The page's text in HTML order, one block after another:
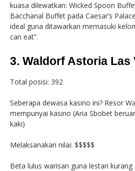
kuasa dilewatkan: Wicked Spoon
Bacchanal Buffet pada Caesar’s
ideal guna ditawarkan memasuki
can eat”.
3. Waldorf Astoria Las
Total posisi: 392
Seberapa dewasa kasino ini? Resor
mempunyai kasino (Aria Sbobet
kaki)
Melaksanakan nilai: $$$$$
Beta lulus warisan guna lestari